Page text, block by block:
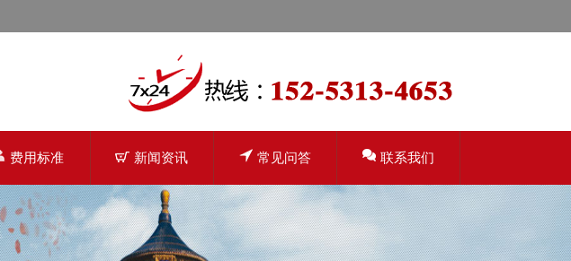
费用标准 新闻资讯 常见问答 联系我们